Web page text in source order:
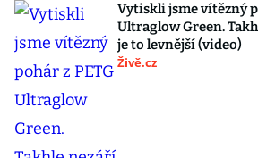
Vytiskli jsme vítězný
Ultraglow Green.
je to levnější (video)
Živě.cz